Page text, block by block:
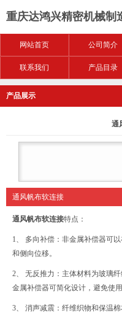
重庆达鸿兴精密机械制
网站首页 公司简介
联系我们 产品目录
产品展示
通
通风帆布软连接
通风帆布软连接特点：
1、 多向补偿：非金属补偿器可
和侧向位移。
2、 无反推力：主体材料为玻璃
金属补偿器可简化设计，避免使
3、 消声减震：纤维织物和保温